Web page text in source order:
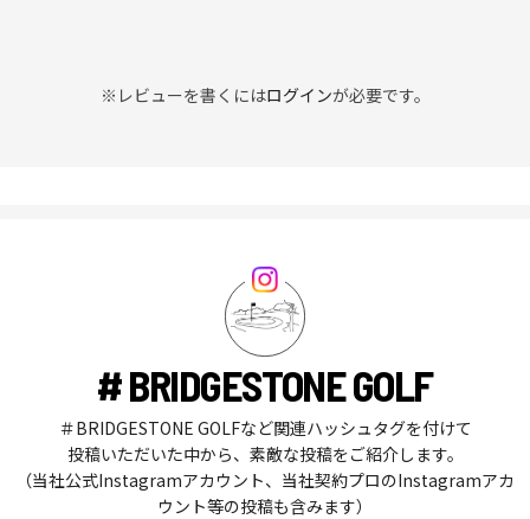
※レビューを書くにはログインが必要です。
# BRIDGESTONE GOLF
＃BRIDGESTONE GOLFなど関連ハッシュタグを付けて
投稿いただいた中から、素敵な投稿をご紹介します。
（当社公式Instagramアカウント、当社契約プロのInstagramアカ
ウント等の投稿も含みます）